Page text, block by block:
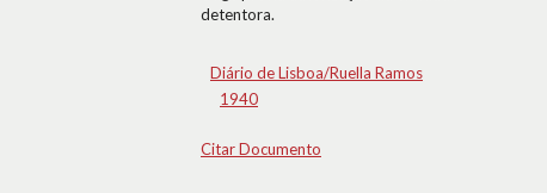
detentora.
Diário de Lisboa/Ruella Ramos
1940
Citar Documento